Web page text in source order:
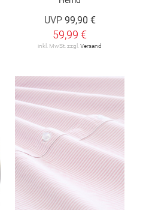
UVP 99,90 €
59,99 €
inkl. MwSt. zzgl. Versand